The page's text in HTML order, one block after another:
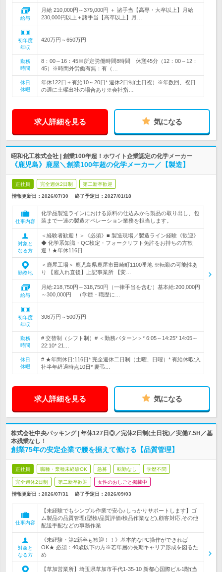
給与
月給 210,000円～379,000円 ＋ 諸手当【高専・大卒以上】月給
230,000円以上＋諸手当【高卒以上】月…
初年度
年収
420万円～650万円
勤務
時間
8：00～16：45※所定労働時間8時間 休憩45分（12：00～12：
45）※時間外労働有無：有（…
休日
休暇
年休122日＋有給10～20日* 週休2日制(土日祝）※年数回、祝日
の週に土曜出社の場合あり※会社指…
求人詳細を見る 気になる
昭和化工株式会社 | 創業100年超！ホワイト企業認定の化学メーカー
《鹿児島》鹿屋＼創業100年超の化学メーカー／【製造】
正社員 完全週休2日制 第二新卒歓迎
情報更新日：2026/07/30 終了予定日： 2027/01/18
仕事内容
化学品製造ラインにおける原料の仕込みから製品の取り出し、包
装まで一連の製造オペレーション業務を担当します。
対象と
なる方
＜経験者歓迎！＞《必須》■ 製造現場／製造ライン経験《歓迎》
◆ 化学系知識・QC検定・フォークリフト免許をお持ちの方歓
迎！★年休116日
勤務地
＜鹿屋工場＞ 鹿児島県鹿屋市田崎町1100番地 ※転勤の可能性あ
り 【雇入れ直後】上記事業所 【変…
給与
月給:218,750円～318,750円（一律手当を含む）基本給:200,000円
～300,000円 （学歴・職歴に…
初年度
年収
306万円～500万円
勤務
時間
# 交替制（シフト制）# ＜勤務パターン＞* 6:05～14:25* 14:05～
22:10* 21…
休日
休暇
# ★年間休日:116日* 完全週休二日制（土曜、日曜）* 有給休暇:入
社半年経過時点10日* 慶弔…
求人詳細を見る 気になる
株式会社中央パッキング | 年休127日◎／完休2日制(土日祝)／実働7.5H／基
本残業なし！
創業75年の安定企業で腰を据えて働ける【品質管理】
正社員 職種・業種未経験OK 急募 転勤なし 学歴不問
完全週休2日制 第二新卒歓迎 女性のおしごと掲載中
情報更新日：2026/07/31 終了予定日： 2026/09/03
仕事内容
【未経験でもシンプル作業で安心♪しっかりサポートします】ゴ
ム製品の品質管理(型検/品質評価/検品作業など),顧客対応,その他
配送手配などの事務作業
対象と
なる方
《未経験・第2新卒も歓迎！！》基本的なPC操作ができれば
OK★ 必須：40歳以下の方※若年層の長期キャリア形成を図るた
め
【草加営業所】埼玉県草加市手代1-35-10 新都心国際ビル1階(当